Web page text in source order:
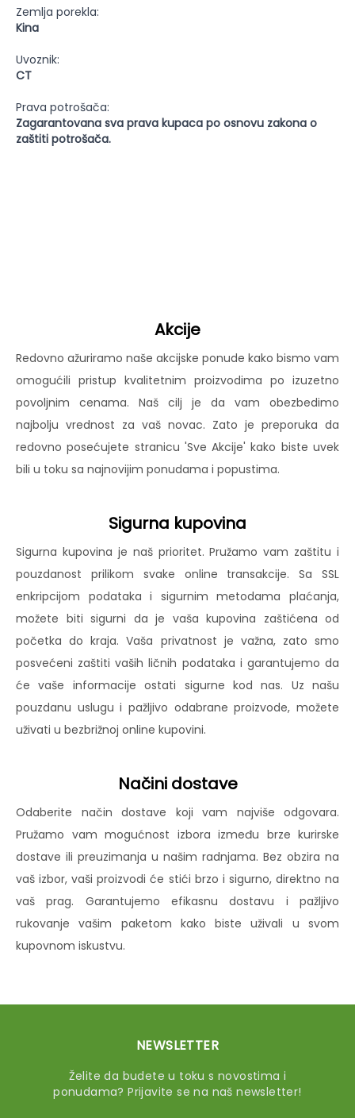
Zemlja porekla:
Kina
Uvoznik:
CT
Prava potrošača:
Zagarantovana sva prava kupaca po osnovu zakona o
zaštiti potrošača.
Akcije
Redovno ažuriramo naše akcijske ponude kako bismo vam
omogućili pristup kvalitetnim proizvodima po izuzetno
povoljnim cenama. Naš cilj je da vam obezbedimo
najbolju vrednost za vaš novac. Zato je preporuka da
redovno posećujete stranicu 'Sve Akcije' kako biste uvek
bili u toku sa najnovijim ponudama i popustima.
Sigurna kupovina
Sigurna kupovina je naš prioritet. Pružamo vam zaštitu i
pouzdanost prilikom svake online transakcije. Sa SSL
enkripcijom podataka i sigurnim metodama plaćanja,
možete biti sigurni da je vaša kupovina zaštićena od
početka do kraja. Vaša privatnost je važna, zato smo
posvećeni zaštiti vaših ličnih podataka i garantujemo da
će vaše informacije ostati sigurne kod nas. Uz našu
pouzdanu uslugu i pažljivo odabrane proizvode, možete
uživati u bezbrižnoj online kupovini.
Načini dostave
Odaberite način dostave koji vam najviše odgovara.
Pružamo vam mogućnost izbora između brze kurirske
dostave ili preuzimanja u našim radnjama. Bez obzira na
vaš izbor, vaši proizvodi će stići brzo i sigurno, direktno na
vaš prag. Garantujemo efikasnu dostavu i pažljivo
rukovanje vašim paketom kako biste uživali u svom
kupovnom iskustvu.
NEWSLETTER
Želite da budete u toku s novostima i
ponudama? Prijavite se na naš newsletter!